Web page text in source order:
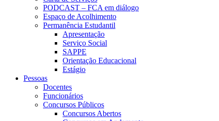
PODCAST – FCA em diálogo
Espaço de Acolhimento
Permanência Estudantil
Apresentação
Serviço Social
SAPPE
Orientação Educacional
Estágio
Pessoas
Docentes
Funcionários
Concursos Públicos
Concursos Abertos